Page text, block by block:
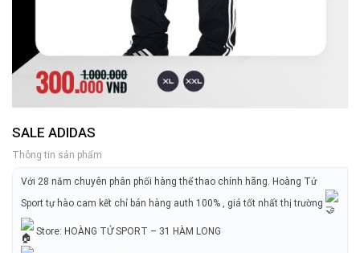
SALE ADIDAS
Thông tin sản phẩm
Với 28 năm chuyên phân phối hàng thể thao chính hãng. Hoàng Tử
Sport tự hào cam kết chỉ bán hàng auth 100% , giá tốt nhất thị trường
Store: HOÀNG TỬ SPORT – 31 HÀM LONG